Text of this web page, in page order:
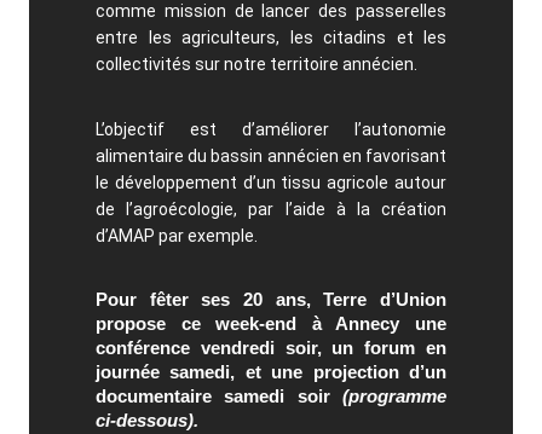
comme mission de lancer des passerelles
entre les agriculteurs, les citadins et les
collectivités sur notre territoire annécien.
L’objectif est d’améliorer l’autonomie
alimentaire du bassin annécien en favorisant
le développement d’un tissu agricole autour
de l’agroécologie, par l’aide à la création
d’AMAP par exemple.
Pour fêter ses 20 ans, Terre d’Union
propose ce week-end à Annecy une
conférence vendredi soir, un forum en
journée samedi, et une projection d’un
documentaire samedi soir (programme
ci-dessous).